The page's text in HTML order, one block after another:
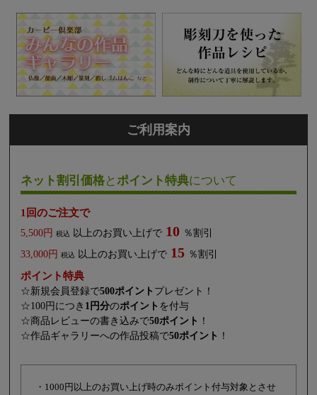
ご利用案内
ネット割引価格とポイント特典について
1回のご注文で
5,500円 税込 以上のお買い上げで 10 ％割引
33,000円
税込 以上のお買い上げで 15 ％割引
ポイント特典
☆新規会員登録で500ポイント プレゼント！
☆100円につき 1円分のポイント を付与
☆商品レビューの書き込みで50ポイント ！
☆作品ギャラリーへの作品投稿で50ポイント ！
・1000円以上のお買い上げ時のみポイント付与対象とさせ